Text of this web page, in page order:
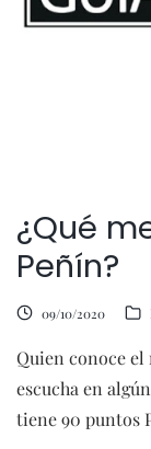
¿Qué
Peñín?
09/10/2020
Quien conoce
escucha en
tiene 90 puntos